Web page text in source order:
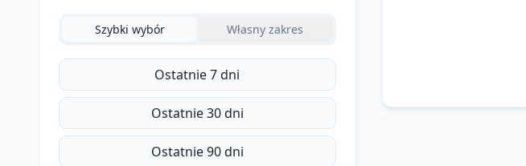
Szybki wybór Własny zakres
Ostatnie 7 dni
Ostatnie 30 dni
Ostatnie 90 dni